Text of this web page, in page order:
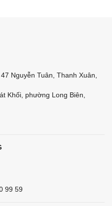
Nguyễn Tuân, Thanh Xuân,
Khối, phường Long Biên,
99 59